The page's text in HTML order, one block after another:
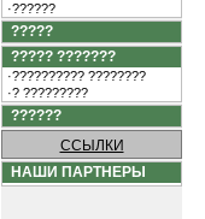
·??????
?????
????? ???????
·?????????? ????????
·? ?????????
??????
ССЫЛКИ
НАШИ ПАРТНЕРЫ